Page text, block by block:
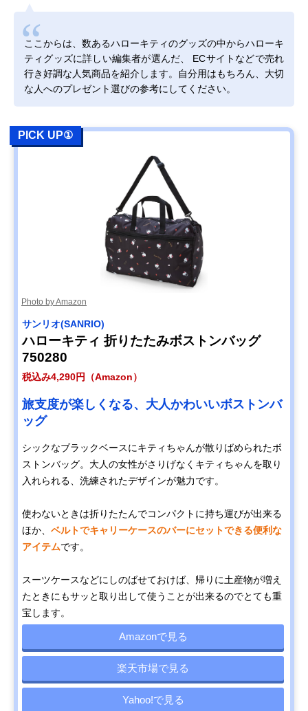
ここからは、数あるハローキティのグッズの中からハローキ
ティグッズに詳しい編集者が選んだ、 ECサイトなどで売れ
行き好調な人気商品を紹介します。自分用はもちろん、大切
な人へのプレゼント選びの参考にしてください。
PICK UP①
Photo by Amazon
サンリオ(SANRIO)
ハローキティ 折りたたみボストンバッグ
750280
税込み4,290円（Amazon）
旅支度が楽しくなる、大人かわいいボストンバ
ッグ
シックなブラックベースにキティちゃんが散りばめられたボ
ストンバッグ。大人の女性がさりげなくキティちゃんを取り
入れられる、洗練されたデザインが魅力です。
使わないときは折りたたんでコンパクトに持ち運びが出来る
ほか、 ベルトでキャリーケースのバーにセットできる便利な
アイテムです。
スーツケースなどにしのばせておけば、帰りに土産物が増え
たときにもサッと取り出して使うことが出来るのでとても重
宝します。
Amazonで見る
楽天市場で見る
Yahoo!で見る